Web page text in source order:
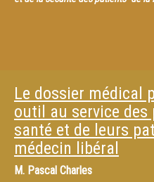
Le dossier médical
outil au service des
santé et de leurs
médecin libéral
M. Pascal Charles